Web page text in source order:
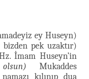
ey Huseyn)
pek uzaktır)
İmam Huseyn’in
Mukaddes
kılınıp dua